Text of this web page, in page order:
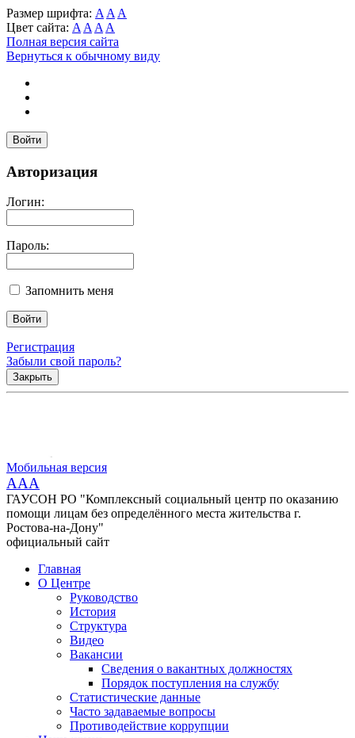
Размер шрифта: A A A
Цвет сайта: A A A A
Полная версия сайта
Вернуться к обычному виду
Войти
Авторизация
Логин:
Пароль:
Запомнить меня
Регистрация
Забыли свой пароль?
Закрыть
Мобильная версия
AAA
ГАУСОН РО "Комплексный социальный центр по оказанию
помощи лицам без определённого места жительства г.
Ростова-на-Дону"
официальный сайт
Главная
О Центре
Руководство
История
Структура
Видео
Вакансии
Сведения о вакантных должностях
Порядок поступления на службу
Статистические данные
Часто задаваемые вопросы
Противодействие коррупции